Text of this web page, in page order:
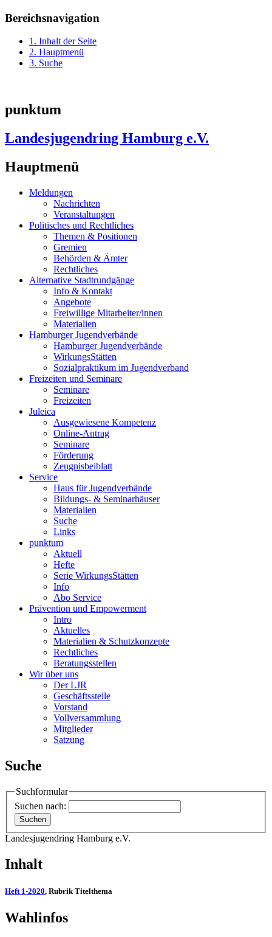
Bereichsnavigation
1. Inhalt der Seite
2. Hauptmenü
3. Suche
punktum
Landesjugendring Hamburg e.V.
Hauptmenü
Meldungen
Nachrichten
Veranstaltungen
Politisches und Rechtliches
Themen & Positionen
Gremien
Behörden & Ämter
Rechtliches
Alternative Stadtrundgänge
Info & Kontakt
Angebote
Freiwillige Mitarbeiter/innen
Materialien
Hamburger Jugendverbände
Hamburger Jugendverbände
WirkungsStätten
Sozialpraktikum im Jugendverband
Freizeiten und Seminare
Seminare
Freizeiten
Juleica
Ausgewiesene Kompetenz
Online-Antrag
Seminare
Förderung
Zeugnisbeiblatt
Service
Haus für Jugendverbände
Bildungs- & Seminarhäuser
Materialien
Suche
Links
punktum
Aktuell
Hefte
Serie WirkungsStätten
Info
Abo Service
Prävention und Empowerment
Intro
Aktuelles
Materialien & Schutzkonzepte
Rechtliches
Beratungsstellen
Wir über uns
Der LJR
Geschäftsstelle
Vorstand
Vollversammlung
Mitglieder
Satzung
Suche
Suchformular
Suchen nach:
Landesjugendring Hamburg e.V.
Inhalt
Heft 1-2020, Rubrik Titelthema
Wahlinfos